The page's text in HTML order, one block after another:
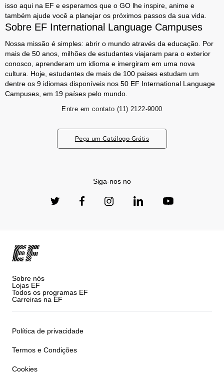
isso aqui na EF e esperamos que o GO lhe inspire, anime e
também ajude você a planejar os próximos passos da sua vida.
Sobre EF International Language Campuses
Nossa missão é simples: abrir o mundo através da educação. Por
mais de 50 anos, milhões de estudantes viajaram para o exterior
conosco, aprenderam um idioma e imergiram em uma nova
cultura. Hoje, estudantes de mais de 100 paises estudam um
dentre os 9 idiomas disponíveis nos 50 EF International Language
Campuses, em 19 países pelo mundo.
Entre em contato (11) 2122-9000
Peça um Catálogo Grátis
Siga-nos no
Sobre nós
Lojas EF
Todos os programas EF
Carreiras na EF
Política de privacidade
Termos e Condições
Cookies